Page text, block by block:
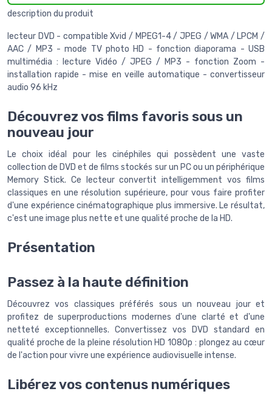
description du produit
lecteur DVD - compatible Xvid / MPEG1-4 / JPEG / WMA / LPCM /
AAC / MP3 - mode TV photo HD - fonction diaporama - USB
multimédia : lecture Vidéo / JPEG / MP3 - fonction Zoom -
installation rapide - mise en veille automatique - convertisseur
audio 96 kHz
Découvrez vos films favoris sous un
nouveau jour
Le choix idéal pour les cinéphiles qui possèdent une vaste
collection de DVD et de films stockés sur un PC ou un périphérique
Memory Stick. Ce lecteur convertit intelligemment vos films
classiques en une résolution supérieure, pour vous faire profiter
d'une expérience cinématographique plus immersive. Le résultat,
c'est une image plus nette et une qualité proche de la HD.
Présentation
Passez à la haute définition
Découvrez vos classiques préférés sous un nouveau jour et
profitez de superproductions modernes d'une clarté et d'une
netteté exceptionnelles. Convertissez vos DVD standard en
qualité proche de la pleine résolution HD 1080p : plongez au cœur
de l'action pour vivre une expérience audiovisuelle intense.
Libérez vos contenus numériques